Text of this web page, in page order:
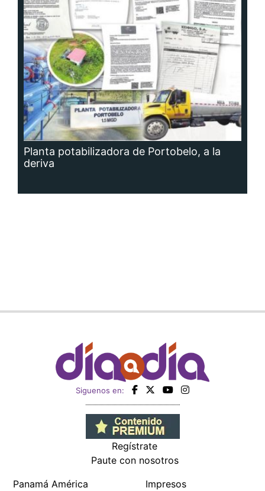
Planta potabilizadora de Portobelo, a la
deriva
Siguenos en:
Regístrate
Paute con nosotros
Panamá América
Impresos